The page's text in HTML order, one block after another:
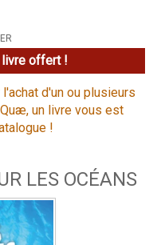
livre offert !
l'achat d'un ou plusieurs
un livre vous est
!
LES OCÉANS